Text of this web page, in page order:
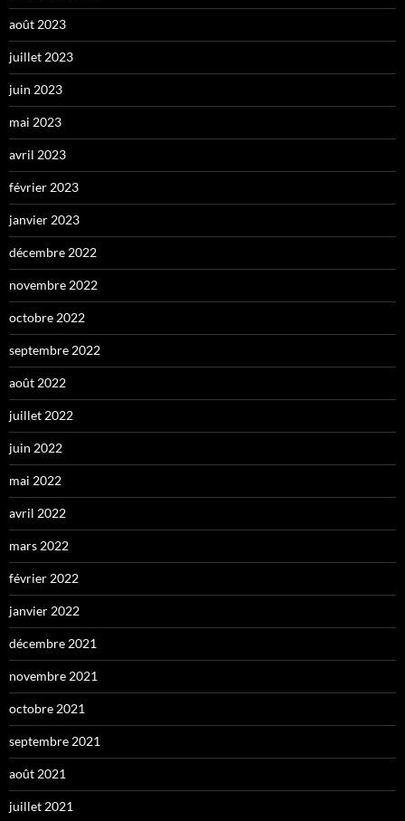
août 2023
juillet 2023
juin 2023
mai 2023
avril 2023
février 2023
janvier 2023
décembre 2022
novembre 2022
octobre 2022
septembre 2022
août 2022
juillet 2022
juin 2022
mai 2022
avril 2022
mars 2022
février 2022
janvier 2022
décembre 2021
novembre 2021
octobre 2021
septembre 2021
août 2021
juillet 2021